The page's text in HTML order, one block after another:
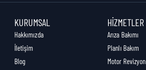
KURUMSAL
Hakkımızda
İletişim
Blog
HIZMETLER
Arıza Bakımı
Planlı Bakım
Motor Revizyon